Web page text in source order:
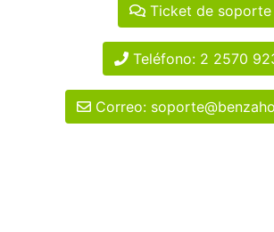
Ticket de soporte
Teléfono: 2 2570
Correo: